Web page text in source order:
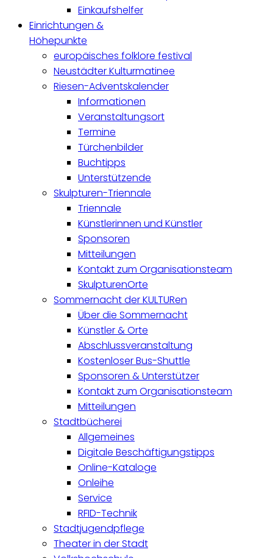
Einkaufshelfer
Einrichtungen &
Höhepunkte
europäisches folklore festival
Neustädter Kulturmatinee
Riesen-Adventskalender
Informationen
Veranstaltungsort
Termine
Türchenbilder
Buchtipps
Unterstützende
Skulpturen-Triennale
Triennale
Künstlerinnen und Künstler
Sponsoren
Mitteilungen
Kontakt zum Organisationsteam
SkulpturenOrte
Sommernacht der KULTURen
Über die Sommernacht
Künstler & Orte
Abschlussveranstaltung
Kostenloser Bus-Shuttle
Sponsoren & Unterstützer
Kontakt zum Organisationsteam
Mitteilungen
Stadtbücherei
Allgemeines
Digitale Beschäftigungstipps
Online-Kataloge
Onleihe
Service
RFID-Technik
Stadtjugendpflege
Theater in der Stadt